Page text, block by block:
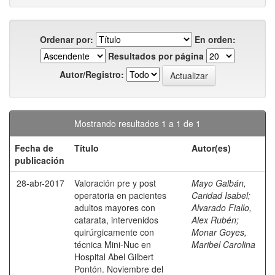
Ordenar por:
En orden:
Resultados por página
Autor/Registro:
Mostrando resultados 1 a 1 de 1
Fecha de
publicación
Título Autor(es)
28-abr-2017
Valoración pre y post
operatoria en pacientes
adultos mayores con
catarata, intervenidos
quirúrgicamente con
técnica Mini-Nuc en
Hospital Abel Gilbert
Pontón. Noviembre del
Mayo Galbán,
Caridad Isabel;
Alvarado Fiallo,
Alex Rubén;
Monar Goyes,
Maribel Carolina